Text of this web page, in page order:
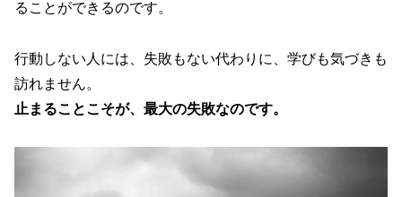
ることができるのです。
行動しない人には、失敗もない代わりに、学びも気づきも
訪れません。
止まることこそが、最大の失敗なのです。